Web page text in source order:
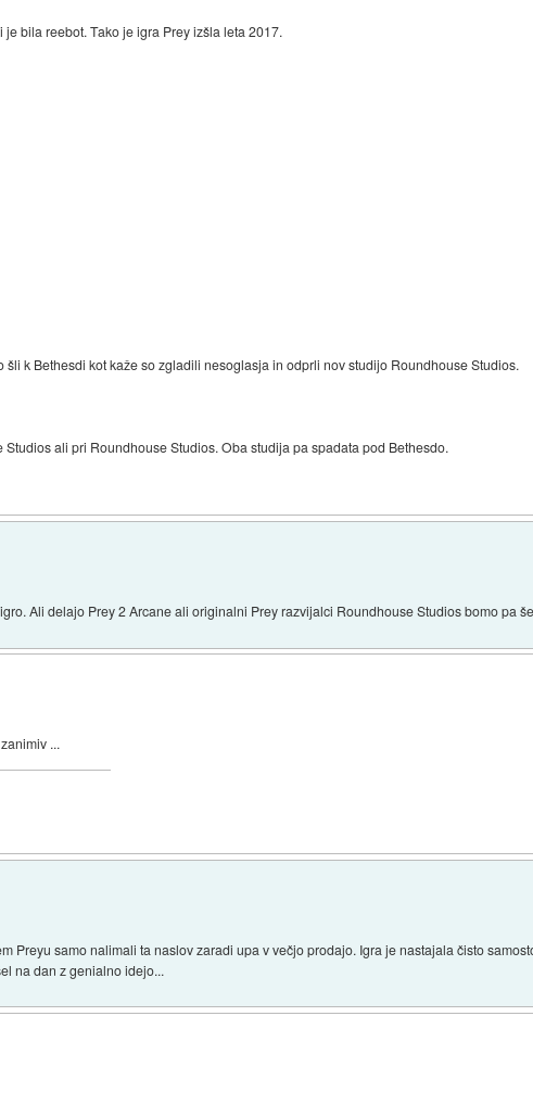
bila reebot. Tako je igra Prey izšla leta 2017.
k Bethesdi kot kaže so zgladili nesoglasja in odprli nov studijo Roundhouse Studios.
ali pri Roundhouse Studios. Oba studija pa spadata pod Bethesdo.
Ali delajo Prey 2 Arcane ali originalni Prey razvijalci Roundhouse Studios bomo pa
...
Preyu samo nalimali ta naslov zaradi upa v večjo prodajo. Igra je nastajala čisto
na dan z genialno idejo...